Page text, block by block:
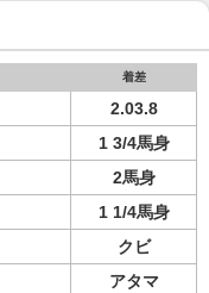
着差
2.03.8
1 3/4馬身
2馬身
1 1/4馬身
クビ
アタマ